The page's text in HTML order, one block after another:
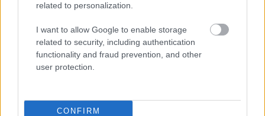
related to personalization.
I want to allow Google to enable storage
related to security, including authentication
functionality and fraud prevention, and other
user protection.
CONFIRM
ZÁHRADA